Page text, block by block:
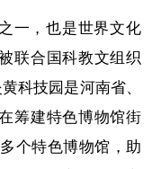
一，也是世界文化
联合国科教文组织
科技园是河南省、
筹建特色博物馆街
个特色博物馆，助